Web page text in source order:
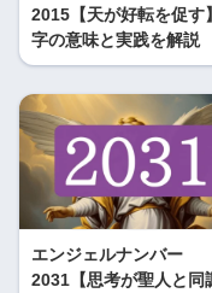
2015【天が好転を促す
字の意味と実践を解説
エンジェルナンバー
2031【思考が聖人と同